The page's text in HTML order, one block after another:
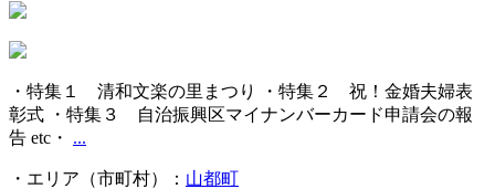
・特集１ 清和文楽の里まつり ・特集２ 祝！金婚夫婦表
彰式 ・特集３ 自治振興区マイナンバーカード申請会の報
告 etc・ ...
・エリア（市町村）： 山都町